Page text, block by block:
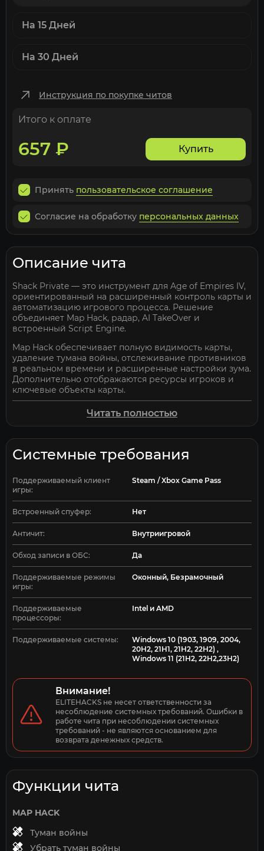
На 15 Дней
На 30 Дней
Инструкция по покупке читов
Итого к оплате
657 ₽ Купить
Принять пользовательское соглашение
Согласие на обработку персональных данных
Описание чита
Shack Private — это инструмент для Age of Empires IV,
ориентированный на расширенный контроль карты и
автоматизацию игрового процесса. Решение
объединяет Map Hack, радар, AI TakeOver и
встроенный Script Engine.
Map Hack обеспечивает полную видимость карты,
удаление тумана войны, отслеживание противников
в реальном времени и расширенные настройки зума.
Дополнительно отображаются ресурсы игроков и
ключевые объекты карты.
Радар поддерживает 2D-оверлей с настройкой
размера, масштаба, рамки и цветовой фильтрацией.
обновление данных в реальном времени.
AI TakeOver позволяет передать управление
автозапуском в матчах 1vs1. Script Engine
поддерживает Lua и SCAR, встроенный редактор
скриптов и загрузку пользовательских сценариев.
Дополнительные функции включают FPS-счётчик,
доступ к консоли, Stream Safe режим, систему
конфигов и современный тёмный интерфейс. Shack
Private для Age of Empires IV подойдёт пользователям,
карты и автоматизации.
Читать полностью
Системные требования
Поддерживаемый клиент
игры:
Steam / Xbox Game Pass
Встроенный спуфер: Нет
Античит: Внутриигровой
Обход записи в ОБС: Да
Поддерживаемые режимы
игры:
Оконный, Безрамочный
Поддерживаемые
процессоры:
Intel и AMD
Поддерживаемые системы:
Windows 10 (1903, 1909, 2004,
20H2, 21H1, 21H2, 22H2) ,
Windows 11 (21H2, 22H2,23H2)
Внимание!
ELITEHACKS не несет ответственности за
несоблюдение системных требований. Ошибки в
работе чита при несоблюдении системных
требований - не являются основанием для
возврата денежных средств.
Функции чита
MAP HACK
Туман войны
Убрать туман войны